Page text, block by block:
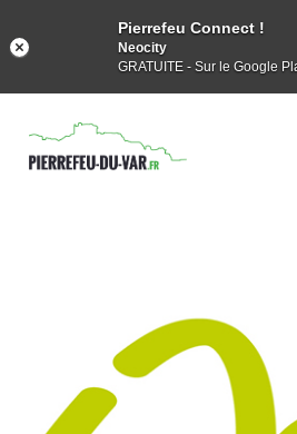
Pierrefeu Connect !
Neocity
GRATUITE - Sur le Google